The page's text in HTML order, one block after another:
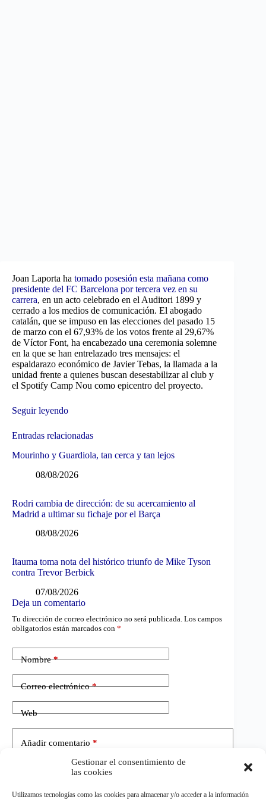
Gestionar el consentimiento de
las cookies
Utilizamos tecnologías como las cookies para almacenar y/o acceder a la información
Joan Laporta ha tomado posesión esta mañana como
presidente del FC Barcelona por tercera vez en su
carrera, en un acto celebrado en el Auditori 1899 y
cerrado a los medios de comunicación. El abogado
catalán, que se impuso en las elecciones del pasado 15
de marzo con el 67,93% de los votos frente al 29,67%
de Víctor Font, ha encabezado una ceremonia solemne
en la que se han entrelazado tres mensajes: el
espaldarazo económico de Javier Tebas, la llamada a la
unidad frente a quienes buscan desestabilizar al club y
el Spotify Camp Nou como epicentro del proyecto.
Seguir leyendo
Entradas relacionadas
Mourinho y Guardiola, tan cerca y tan lejos
08/08/2026
Rodri cambia de dirección: de su acercamiento al
Madrid a ultimar su fichaje por el Barça
08/08/2026
Itauma toma nota del histórico triunfo de Mike Tyson
contra Trevor Berbick
07/08/2026
Deja un comentario
Tu dirección de correo electrónico no será publicada. Los campos
obligatorios están marcados con *
Nombre*
Correo electrónico*
Web
Añadir comentario *